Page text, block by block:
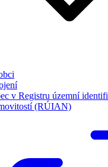
v Registru územní
(RÚIAN)